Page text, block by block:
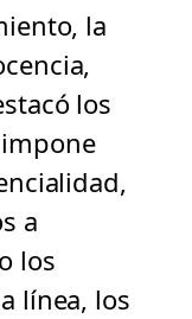
la
los
a
los
línea, los